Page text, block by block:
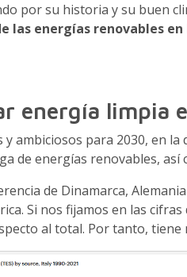
por su historia y su buen
las energías renovables
energía limpia
ambiciosos para 2030, en
de energías renovables, así
de Dinamarca,
Si nos fijamos en las
al total. Por tanto, tiene